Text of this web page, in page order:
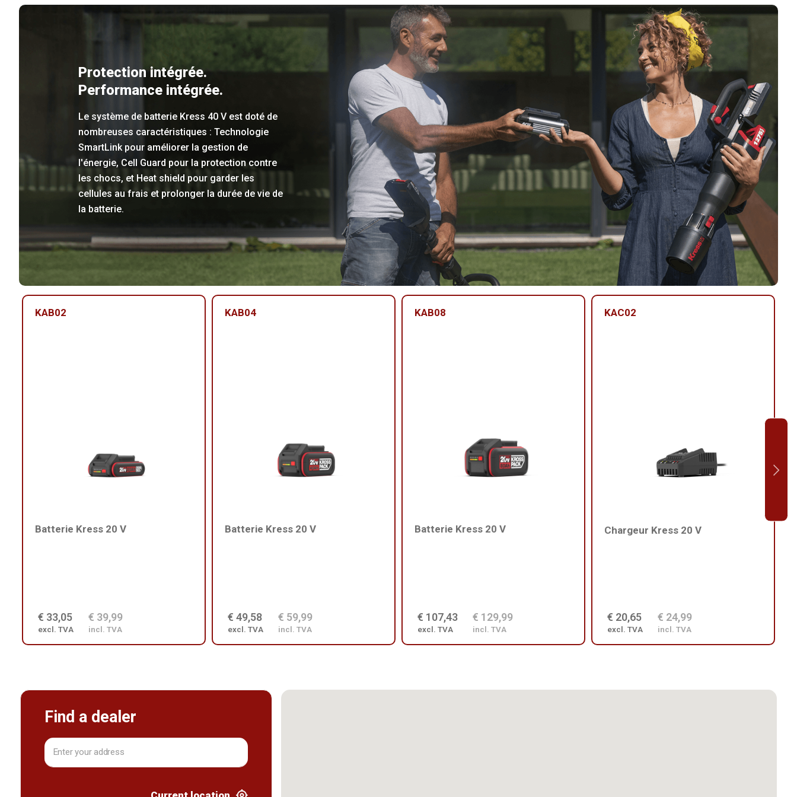
Protection intégrée.
Performance intégrée.
Le système de batterie Kress 40 V est doté de
nombreuses caractéristiques : Technologie
SmartLink pour améliorer la gestion de
l'énergie, Cell Guard pour la protection contre
les chocs, et Heat shield pour garder les
cellules au frais et prolonger la durée de vie de
la batterie.
KAB02
Batterie Kress 20 V
€ 33,05
excl. TVA
€ 39,99
incl. TVA
KAB04
Batterie Kress 20 V
€ 49,58
excl. TVA
€ 59,99
incl. TVA
KAB08
Batterie Kress 20 V
€ 107,43
excl. TVA
€ 129,99
incl. TVA
KAC02
Chargeur Kress 20 V
€ 20,65
excl. TVA
€ 24,99
incl. TVA
Find a dealer